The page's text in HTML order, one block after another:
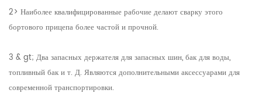
2> Наиболее квалифицированные рабочие делают сварку этого
бортового прицепа более частой и прочной.
3 & gt; Два запасных держателя для запасных шин, бак для воды,
топливный бак и т. Д. Являются дополнительными аксессуарами для
современной транспортировки.